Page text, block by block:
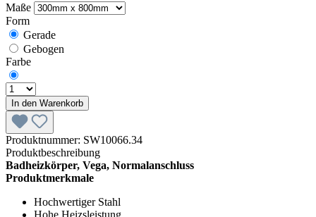
Maße
Form
Gerade
Gebogen
Farbe
In den Warenkorb
Produktnummer: SW10066.34
Produktbeschreibung
Badheizkörper, Vega, Normalanschluss
Produktmerkmale
Hochwertiger Stahl
Hohe Heizsleistung